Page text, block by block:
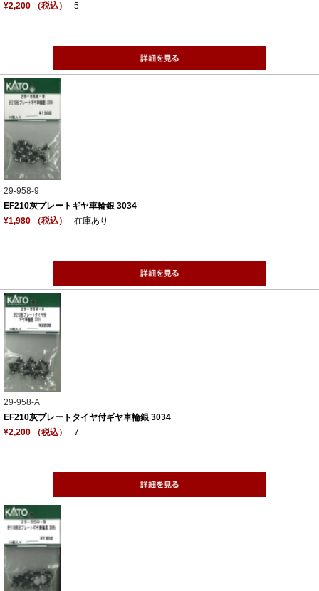
¥2,200 （税込）
5
29-958-9
EF210灰プレートギヤ車輪銀 3034
¥1,980 （税込）
在庫あり
29-958-A
EF210灰プレートタイヤ付ギヤ車輪銀 3034
¥2,200 （税込）
7